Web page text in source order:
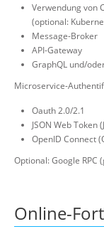
Verwendung von
(optional:
Message-Broker
API-Gateway
GraphQL und/
Microservice-
Oauth 2.0/2.1
JSON Web Token
OpenID Connect
Optional: Google RPC
Online-